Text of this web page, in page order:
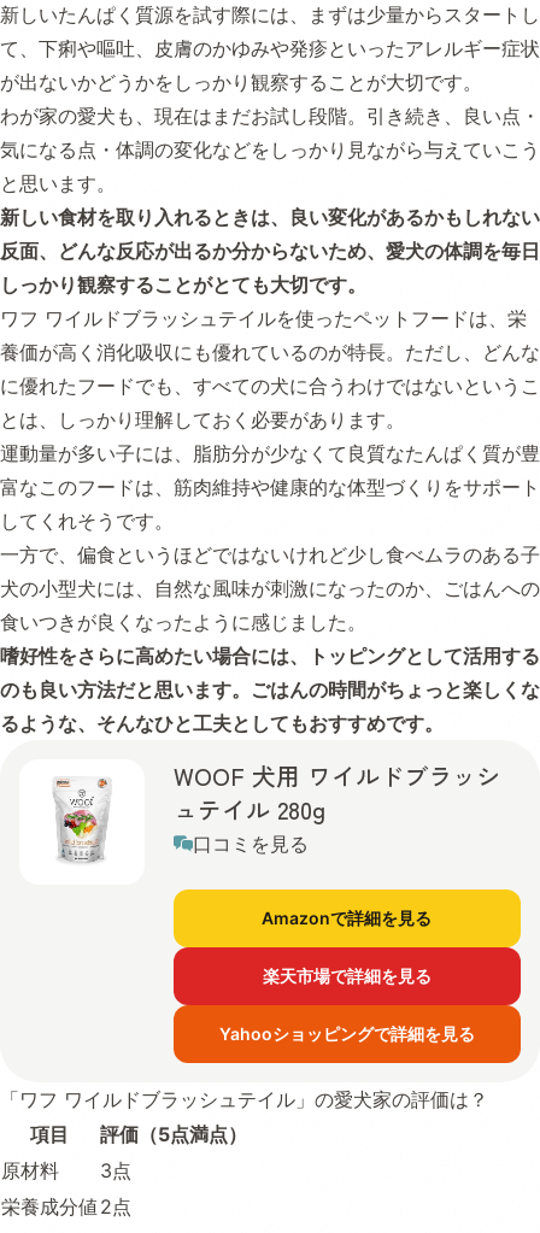
新しいたんぱく質源を試す際には、まずは少量からスタートし
て、下痢や嘔吐、皮膚のかゆみや発疹といったアレルギー症状
が出ないかどうかをしっかり観察することが大切です。
わが家の愛犬も、現在はまだお試し段階。引き続き、良い点・
気になる点・体調の変化などをしっかり見ながら与えていこう
と思います。
新しい食材を取り入れるときは、良い変化があるかもしれない
反面、どんな反応が出るか分からないため、愛犬の体調を毎日
しっかり観察することがとても大切です。
ワフ ワイルドブラッシュテイルを使ったペットフードは、栄
養価が高く消化吸収にも優れているのが特長。ただし、どんな
に優れたフードでも、すべての犬に合うわけではないというこ
とは、しっかり理解しておく必要があります。
運動量が多い子には、脂肪分が少なくて良質なたんぱく質が豊
富なこのフードは、筋肉維持や健康的な体型づくりをサポート
してくれそうです。
一方で、偏食というほどではないけれど少し食べムラのある子
犬の小型犬には、自然な風味が刺激になったのか、ごはんへの
食いつきが良くなったように感じました。
嗜好性をさらに高めたい場合には、トッピングとして活用する
のも良い方法だと思います。ごはんの時間がちょっと楽しくな
るような、そんなひと工夫としてもおすすめです。
WOOF 犬用 ワイルドブラッシ
ュテイル 280g
口コミを見る
Amazonで詳細を見る
楽天市場で詳細を見る
Yahooショッピングで詳細を見る
「ワフ ワイルドブラッシュテイル」の愛犬家の評価は？
項目
評価（5点満点）
原材料
3点
栄養成分値 2点